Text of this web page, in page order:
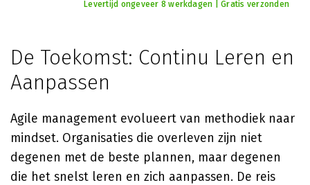
Levertijd ongeveer 8 werkdagen | Gratis verzonden
De Toekomst: Continu Leren en
Aanpassen
Agile management evolueert van methodiek naar
mindset. Organisaties die overleven zijn niet
degenen met de beste plannen, maar degenen
die het snelst leren en zich aanpassen. De reis